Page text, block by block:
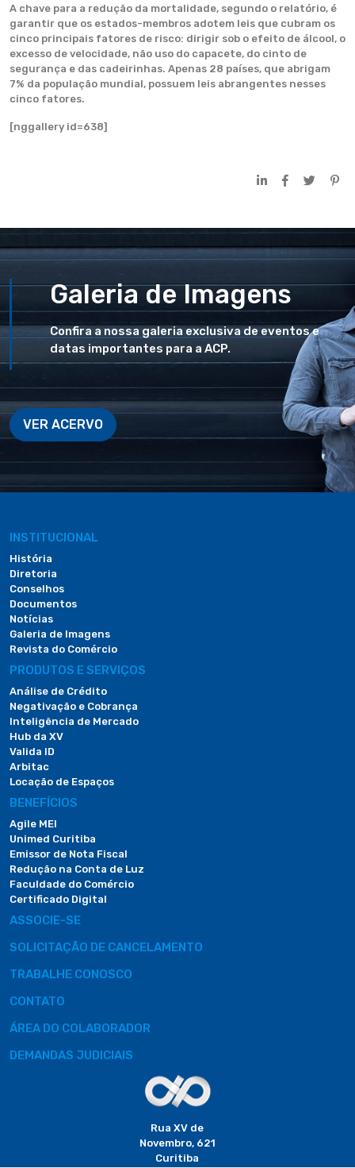
A chave para a redução da mortalidade, segundo o relatório, é
garantir que os estados-membros adotem leis que cubram os
cinco principais fatores de risco: dirigir sob o efeito de álcool, o
excesso de velocidade, não uso do capacete, do cinto de
segurança e das cadeirinhas. Apenas 28 países, que abrigam
7% da população mundial, possuem leis abrangentes nesses
cinco fatores.
[nggallery id=638]
Galeria de Imagens
Confira a nossa galeria exclusiva de eventos e
datas importantes para a ACP.
VER ACERVO
INSTITUCIONAL
História
Diretoria
Conselhos
Documentos
Notícias
Galeria de Imagens
Revista do Comércio
PRODUTOS E SERVIÇOS
Análise de Crédito
Negativação e Cobrança
Inteligência de Mercado
Hub da XV
Valida ID
Arbitac
Locação de Espaços
BENEFÍCIOS
Agile MEI
Unimed Curitiba
Emissor de Nota Fiscal
Redução na Conta de Luz
Faculdade do Comércio
Certificado Digital
ASSOCIE-SE
SOLICITAÇÃO DE CANCELAMENTO
TRABALHE CONOSCO
CONTATO
ÁREA DO COLABORADOR
DEMANDAS JUDICIAIS
Rua XV de
Novembro, 621
Curitiba